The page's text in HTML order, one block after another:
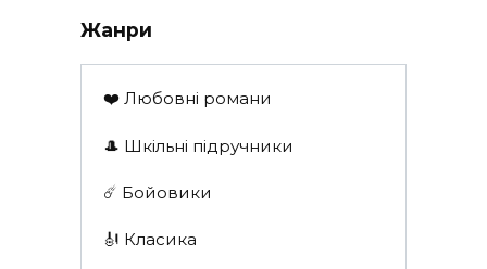
Жанри
❤️ Любовні романи
🎩 Шкільні підручники
☄️ Бойовики
🎻 Класика